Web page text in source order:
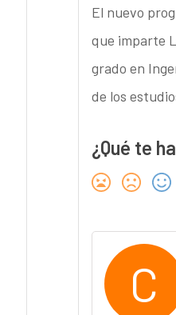
El nuevo
que imparte
grado en
de los
¿Qué te
C